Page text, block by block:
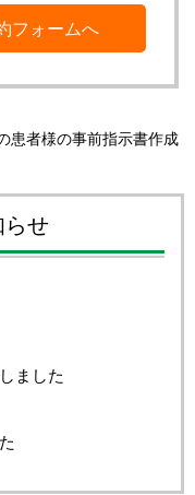
フォームへ
患者様の事前指示書作成
らせ
ました